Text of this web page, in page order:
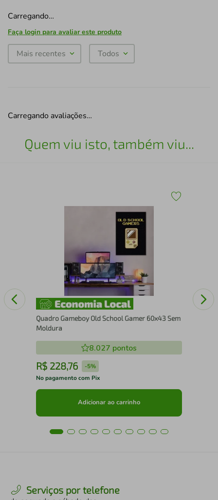
Carregando…
Faça login para avaliar este produto
Mais recentes Todos
Carregando avaliações…
Quem viu isto, também viu...
Quadro Gameboy Old School Gamer 60x43 Sem
Moldura
8.027 pontos
R$ 228,76 -5%
No pagamento com Pix
Adicionar ao carrinho
Serviços por telefone